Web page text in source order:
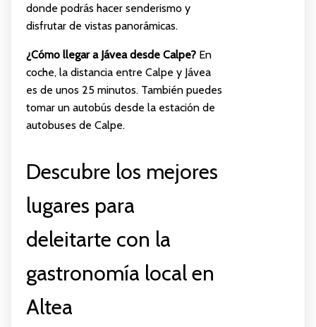
donde podrás hacer senderismo y
disfrutar de vistas panorámicas.
¿Cómo llegar a Jávea desde Calpe?En
coche, la distancia entre Calpe y Jávea
es de unos 25 minutos. También puedes
tomar un autobús desde la estación de
autobuses de Calpe.
Descubre los mejores
lugares para
deleitarte con la
gastronomía local en
Altea